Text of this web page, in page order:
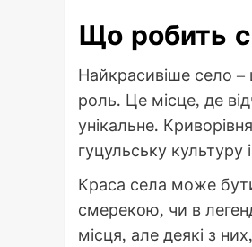
Що робить
Найкрасивіше село
роль. Це місце, де
унікальне.
гуцульську культуру
Краса села може
смерекою, чи в
місця, але деякі з